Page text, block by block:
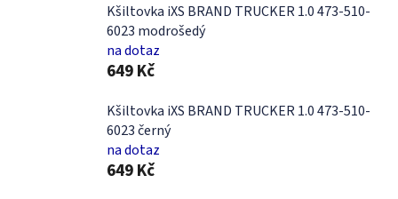
Kšiltovka iXS BRAND TRUCKER 1.0 473-510-
6023 modrošedý
na dotaz
649 Kč
Kšiltovka iXS BRAND TRUCKER 1.0 473-510-
6023 černý
na dotaz
649 Kč